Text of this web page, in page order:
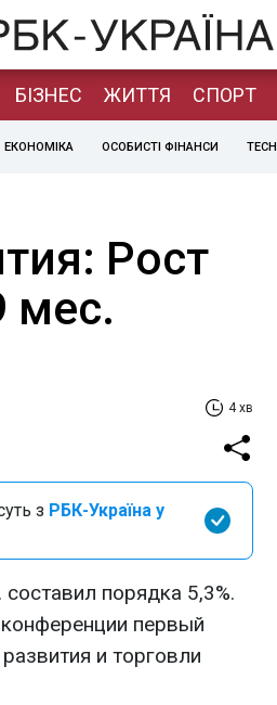
БІЗНЕС ЖИТТЯ СПОРТ
ЕКОНОМІКА ОСОБИСТІ ФІНАНСИ TECH
Рост
мес.
4 хв
з РБК-Україна у
порядка 5,3%.
первый
и торговли